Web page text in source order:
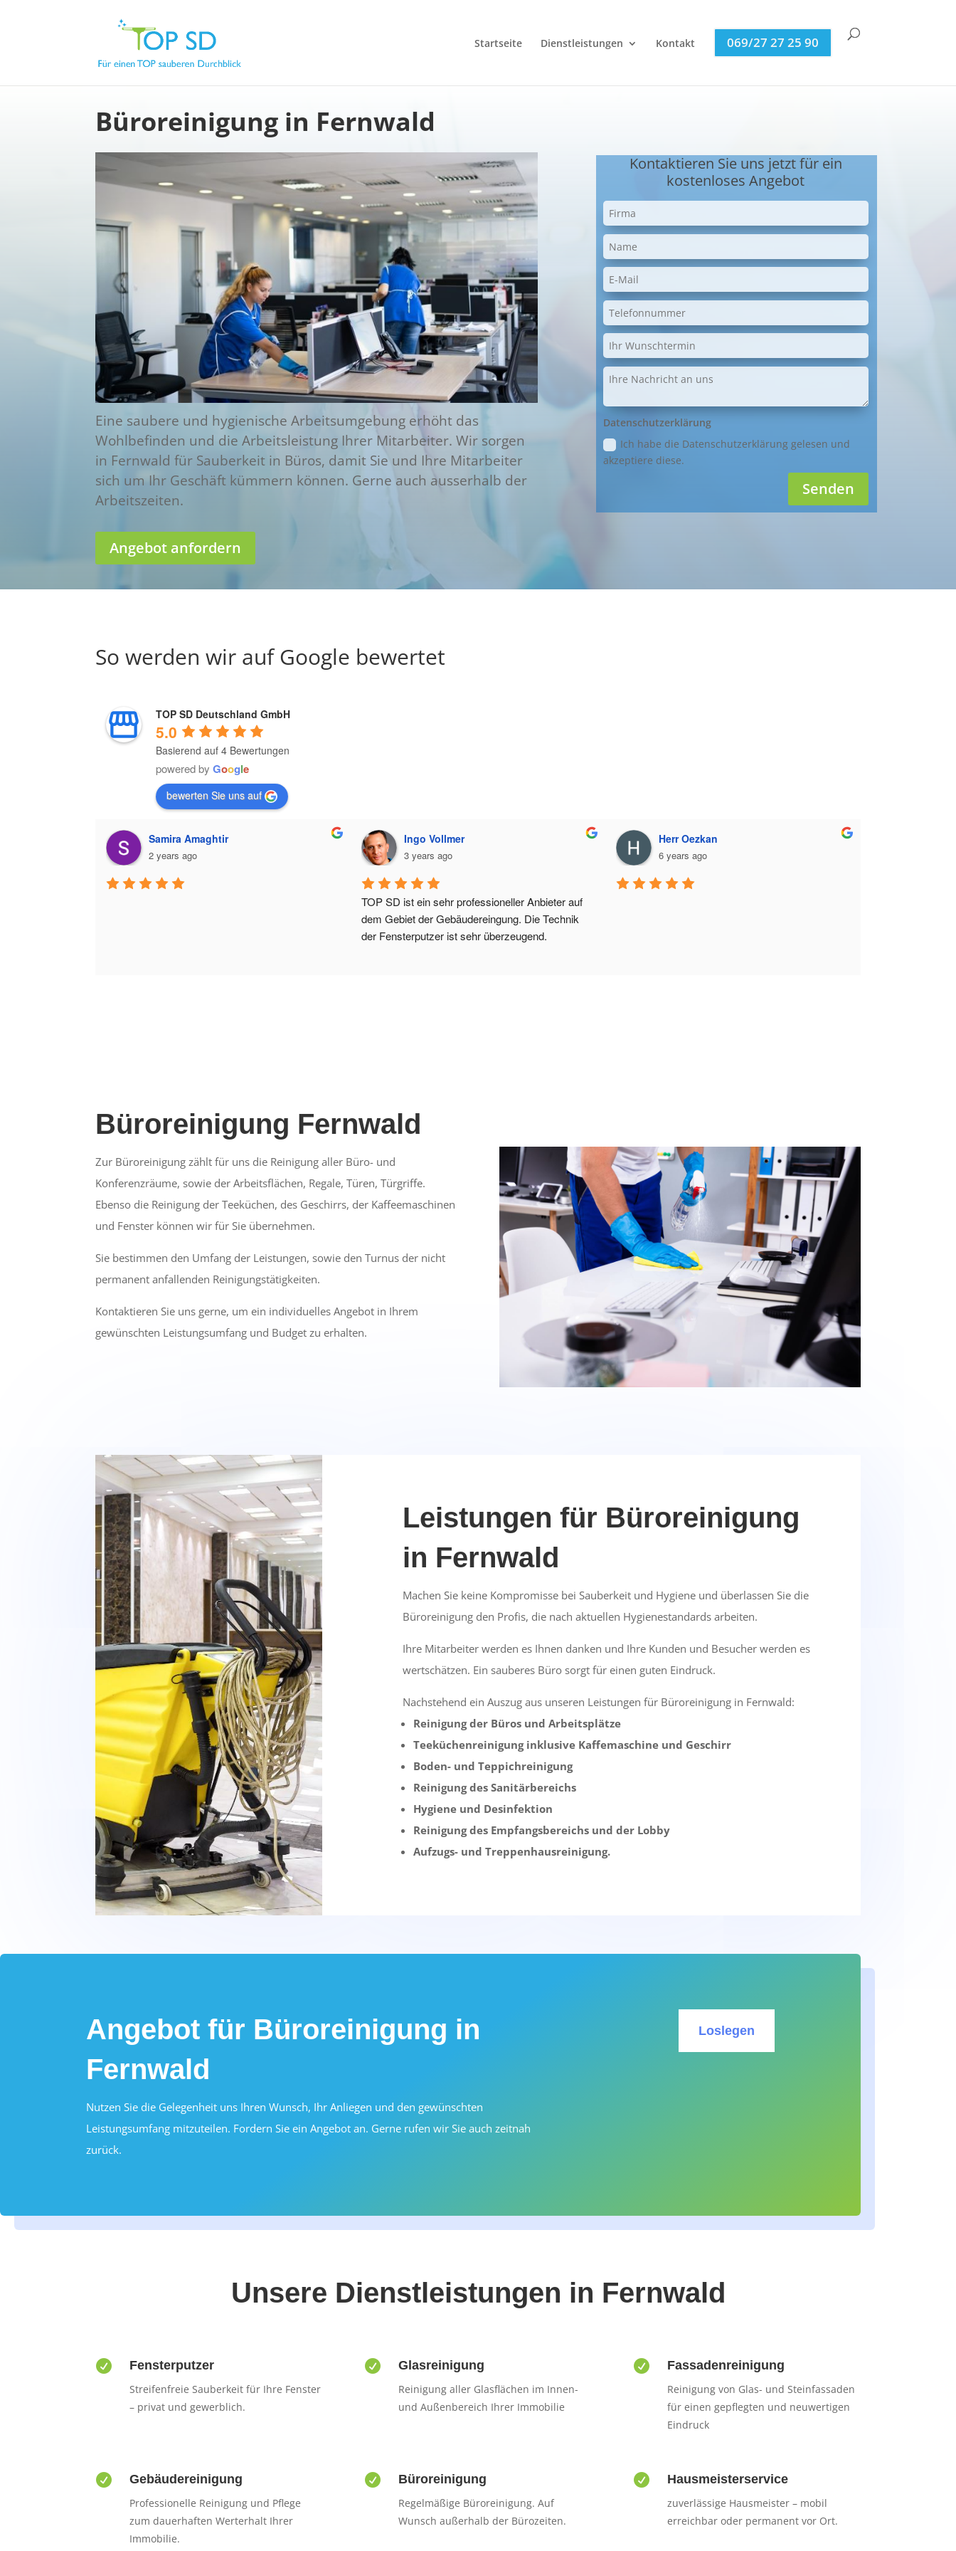
Startseite Dienstleistungen Kontakt 069/27 27 25 90
Büroreinigung in Fernwald
Eine saubere und hygienische Arbeitsumgebung erhöht das
Wohlbefinden und die Arbeitsleistung Ihrer Mitarbeiter. Wir sorgen
in Fernwald für Sauberkeit in Büros, damit Sie und Ihre Mitarbeiter
sich um Ihr Geschäft kümmern können. Gerne auch ausserhalb der
Arbeitszeiten.
Angebot anfordern
Kontaktieren Sie uns jetzt für ein
kostenloses Angebot
Datenschutzerklärung
Ich habe die Datenschutzerklärung gelesen und
akzeptiere diese.
Senden
So werden wir auf Google bewertet
TOP SD Deutschland GmbH
5.0
Basierend auf 4 Bewertungen
powered byGoogle
bewerten Sie uns auf
Samira Amaghtir
2 years ago
Ingo Vollmer
3 years ago
TOP SD ist ein sehr professioneller Anbieter auf
dem Gebiet der Gebäudereingung. Die Technik
der Fensterputzer ist sehr überzeugend.
Herr Oezkan
6 years ago
Büroreinigung Fernwald
Zur Büroreinigung zählt für uns die Reinigung aller Büro- und
Konferenzräume, sowie der Arbeitsflächen, Regale, Türen, Türgriffe.
Ebenso die Reinigung der Teeküchen, des Geschirrs, der Kaffeemaschinen
und Fenster können wir für Sie übernehmen.
Sie bestimmen den Umfang der Leistungen, sowie den Turnus der nicht
permanent anfallenden Reinigungstätigkeiten.
Kontaktieren Sie uns gerne, um ein individuelles Angebot in Ihrem
gewünschten Leistungsumfang und Budget zu erhalten.
Leistungen für Büroreinigung
in Fernwald
Machen Sie keine Kompromisse bei Sauberkeit und Hygiene und überlassen Sie die
Büroreinigung den Profis, die nach aktuellen Hygienestandards arbeiten.
Ihre Mitarbeiter werden es Ihnen danken und Ihre Kunden und Besucher werden es
wertschätzen. Ein sauberes Büro sorgt für einen guten Eindruck.
Nachstehend ein Auszug aus unseren Leistungen für Büroreinigung in Fernwald:
Reinigung der Büros und Arbeitsplätze
Teeküchenreinigung inklusive Kaffemaschine und Geschirr
Boden- und Teppichreinigung
Reinigung des Sanitärbereichs
Hygiene und Desinfektion
Reinigung des Empfangsbereichs und der Lobby
Aufzugs- und Treppenhausreinigung.
Angebot für Büroreinigung in
Fernwald
Nutzen Sie die Gelegenheit uns Ihren Wunsch, Ihr Anliegen und den gewünschten
Leistungsumfang mitzuteilen. Fordern Sie ein Angebot an. Gerne rufen wir Sie auch zeitnah
zurück.
Loslegen
Unsere Dienstleistungen in Fernwald
 Fensterputzer
Streifenfreie Sauberkeit für Ihre Fenster
– privat und gewerblich.
 Glasreinigung
Reinigung aller Glasflächen im Innen-
und Außenbereich Ihrer Immobilie
 Fassadenreinigung
Reinigung von Glas- und Steinfassaden
für einen gepflegten und neuwertigen
Eindruck
 Gebäudereinigung
Professionelle Reinigung und Pflege
zum dauerhaften Werterhalt Ihrer
Immobilie.
 Büroreinigung
Regelmäßige Büroreinigung. Auf
Wunsch außerhalb der Bürozeiten.
 Hausmeisterservice
zuverlässige Hausmeister – mobil
erreichbar oder permanent vor Ort.